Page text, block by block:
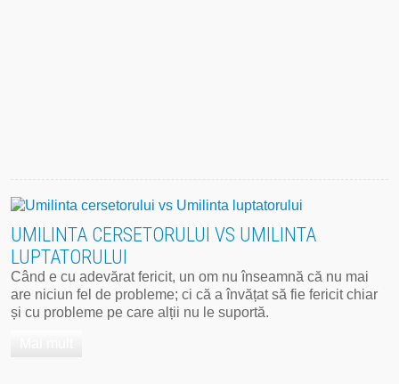
UMILINTA CERSETORULUI VS UMILINTA
LUPTATORULUI
Când e cu adevărat fericit, un om nu înseamnă că nu mai
are niciun fel de probleme; ci că a învățat să fie fericit chiar
și cu probleme pe care alții nu le suportă.